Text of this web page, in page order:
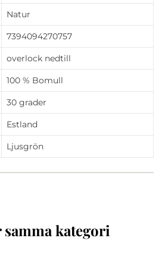
Natur
7394094270757
overlock nedtill
100 % Bomull
30 grader
Estland
Ljusgrön
kategori